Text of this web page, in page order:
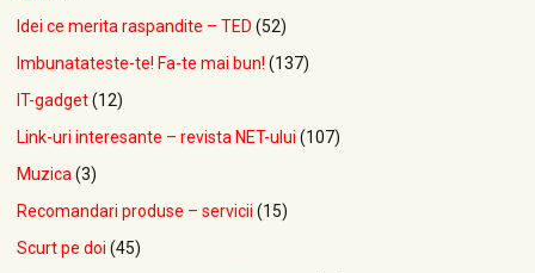
Idei ce merita raspandite – TED (52)
Imbunatateste-te! Fa-te mai bun! (137)
IT-gadget(12)
Link-uri interesante – revista NET-ului (107)
Muzica (3)
Recomandari produse – servicii (15)
Scurt pe doi (45)